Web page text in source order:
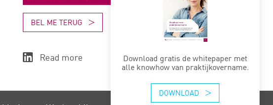
Download gratis de whitepaper met
alle knowhow van praktijkovername.
DOWNLOAD
BEL ME TERUG
Read more